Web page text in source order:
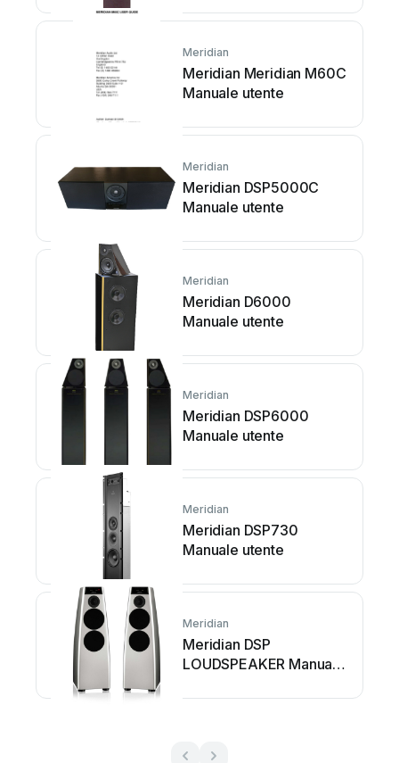
Meridian
Meridian Meridian M60C
Manuale utente
Meridian
Meridian DSP5000C
Manuale utente
Meridian
Meridian D6000
Manuale utente
Meridian
Meridian DSP6000
Manuale utente
Meridian
Meridian DSP730
Manuale utente
Meridian
Meridian DSP
LOUDSPEAKER Manuale